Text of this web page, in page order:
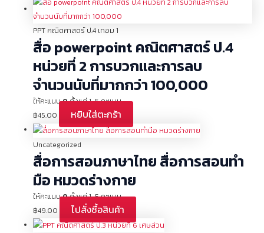
PPT คณิตศาสตร์ ป.4 เทอม 1
สื่อ powerpoint คณิตศาสตร์ ป.4
หน่วยที่ 2 การบวกและการลบ
จำนวนนับที่มากกว่า 100,000
ให้คะแนน0ตั้งแต่ 1-5 คะแนน
฿45.00 หยิบใส่ตะกร้า
Uncategorized
สื่อการสอนภาษาไทย สื่อการสอนทำ
มือ หมวดร่างกาย
ให้คะแนน0ตั้งแต่ 1-5 คะแนน
฿49.00 ไปสั่งซื้อสินค้า